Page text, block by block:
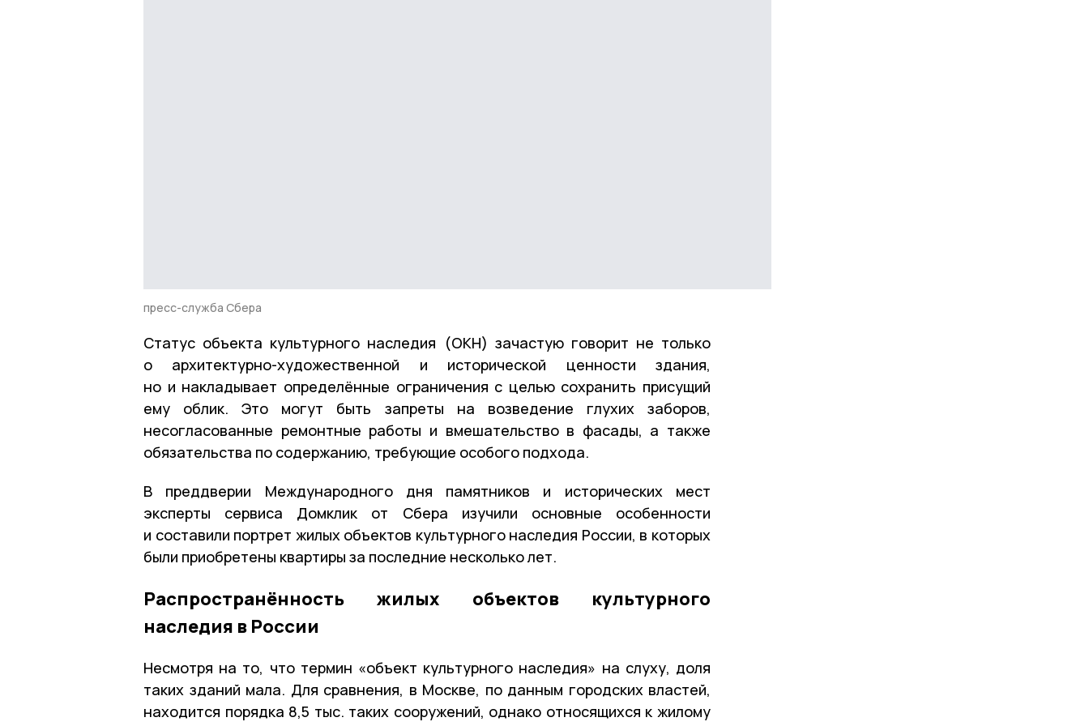
пресс-служба Сбера
Статус объекта культурного наследия (ОКН) зачастую говорит не только
о архитектурно-художественной и исторической ценности здания,
но и накладывает определённые ограничения с целью сохранить присущий
ему облик. Это могут быть запреты на возведение глухих заборов,
несогласованные ремонтные работы и вмешательство в фасады, а также
обязательства по содержанию, требующие особого подхода.
В преддверии Международного дня памятников и исторических мест
эксперты сервиса Домклик от Сбера изучили основные особенности
и составили портрет жилых объектов культурного наследия России, в которых
были приобретены квартиры за последние несколько лет.
Распространённость жилых объектов культурного
наследия в России
Несмотря на то, что термин «объект культурного наследия» на слуху, доля
таких зданий мала. Для сравнения, в Москве, по данным городских властей,
находится порядка 8,5 тыс. таких сооружений, однако относящихся к жилому